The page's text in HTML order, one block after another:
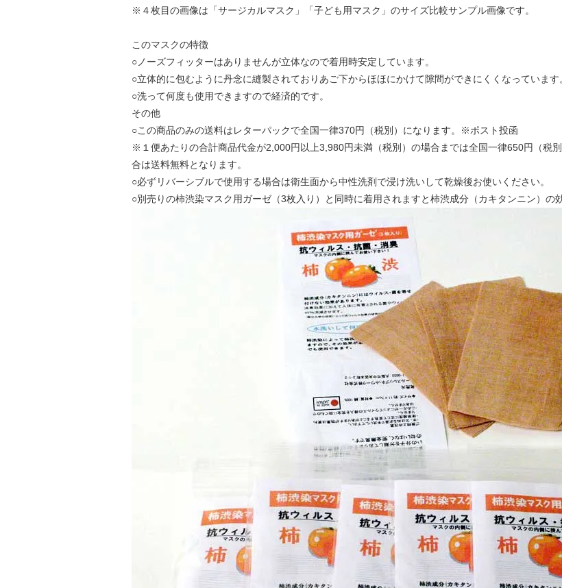
※４枚目の画像は「サージカルマスク」「子ども用マスク」のサイズ比較サンプル画像です。
このマスクの特徴
○ノーズフィッターはありませんが立体なので着用時安定しています。
○立体的に包むように丹念に縫製されておりあご下からほほにかけて隙間ができにくくなっています
○洗って何度も使用できますので経済的です。
その他
○この商品のみの送料はレターパックで全国一律370円（税別）になります。※ポスト投函
※１便あたりの合計商品代金が2,000円以上3,980円未満（税別）の場合までは全国一律650円（税
合は送料無料となります。
○必ずリバーシブルで使用する場合は衛生面から中性洗剤で浸け洗いして乾燥後お使いください。
○別売りの柿渋染マスク用ガーゼ（3枚入り）と同時に着用されますと柿渋成分（カキタンニン）の